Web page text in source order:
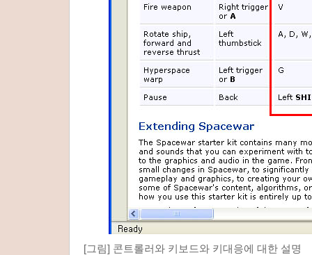
[그림] 콘트롤러와 키보드와 키대응에 대한 설명